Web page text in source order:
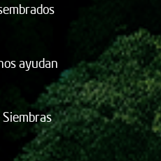
ayudan
Siembras